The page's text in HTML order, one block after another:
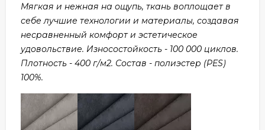
Мягкая и нежная на ощупь, ткань воплощает в
себе лучшие технологии и материалы, создавая
несравненный комфорт и эстетическое
удовольствие. Износостойкость - 100 000 циклов.
Плотность - 400 г/м2. Состав - полиэстер (PES)
100%.